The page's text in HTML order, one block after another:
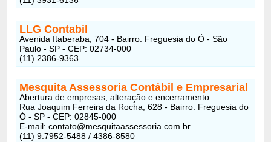
LLG Contabil
Avenida Itaberaba, 704 - Bairro: Freguesia do Ó - São
Paulo - SP - CEP: 02734-000
(11) 2386-9363
Mesquita Assessoria Contábil e Empresarial
Abertura de empresas, alteração e encerramento.
Rua Joaquim Ferreira da Rocha, 628 - Bairro: Freguesia do
Ó - SP - CEP: 02845-000
E-mail: contato@mesquitaassessoria.com.br
(11) 9.7952-5488 / 4386-8580